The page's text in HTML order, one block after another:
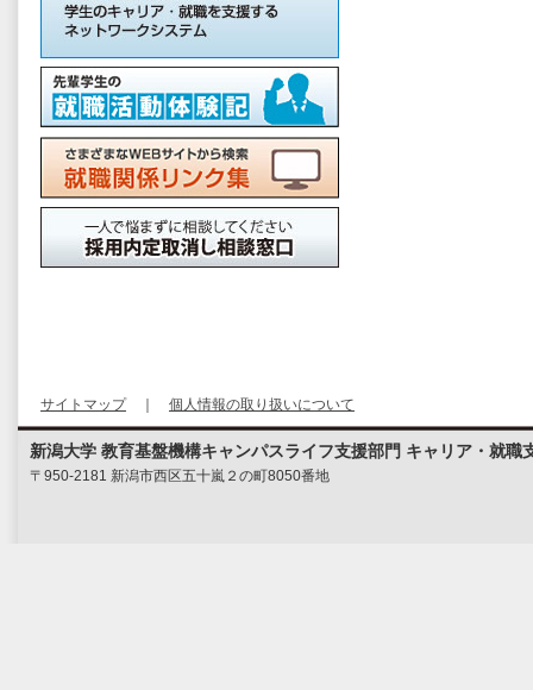
サイトマップ｜ 個人情報の取り扱いについて
新潟大学 教育基盤機構キャンパスライフ支援部門 キャリア・就職
〒950-2181 新潟市西区五十嵐２の町8050番地